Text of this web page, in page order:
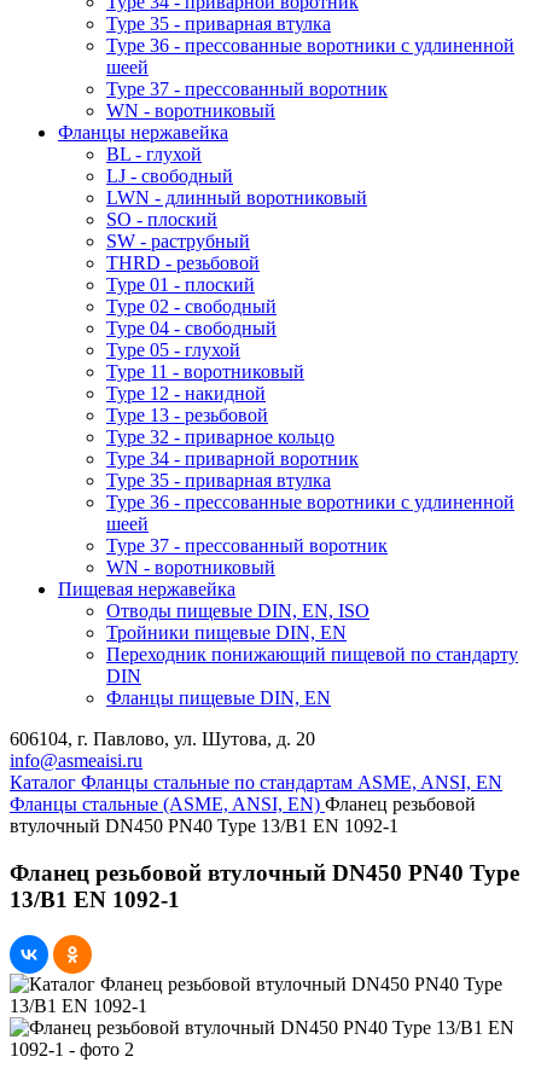
Type 35 - приварная втулка
Type 36 - прессованные воротники с удлиненной
шеей
Type 37 - прессованный воротник
WN - воротниковый
Фланцы нержавейка
BL - глухой
LJ - свободный
LWN - длинный воротниковый
SO - плоский
SW - раструбный
THRD - резьбовой
Type 01 - плоский
Type 02 - свободный
Type 04 - свободный
Type 05 - глухой
Type 11 - воротниковый
Type 12 - накидной
Type 13 - резьбовой
Type 32 - приварное кольцо
Type 34 - приварной воротник
Type 35 - приварная втулка
Type 36 - прессованные воротники с удлиненной
шеей
Type 37 - прессованный воротник
WN - воротниковый
Пищевая нержавейка
Отводы пищевые DIN, EN, ISO
Тройники пищевые DIN, EN
Переходник понижающий пищевой по стандарту
DIN
Фланцы пищевые DIN, EN
606104, г. Павлово, ул. Шутова, д. 20
info@asmeaisi.ru
Каталог Фланцы стальные по стандартам ASME, ANSI, EN
Фланцы стальные (ASME, ANSI, EN) Фланец резьбовой
втулочный DN450 PN40 Type 13/B1 EN 1092-1
Фланец резьбовой втулочный DN450 PN40 Type
13/B1 EN 1092-1